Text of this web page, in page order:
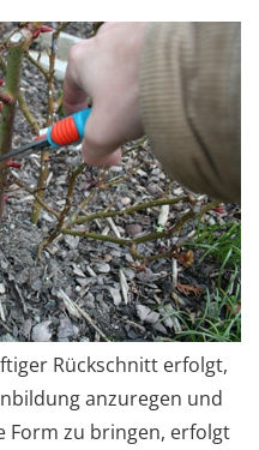
Rückschnitt erfolgt,
anzuregen und
Form zu bringen, erfolgt